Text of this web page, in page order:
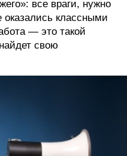
все враги, нужно
оказались классными
— это такой
свою